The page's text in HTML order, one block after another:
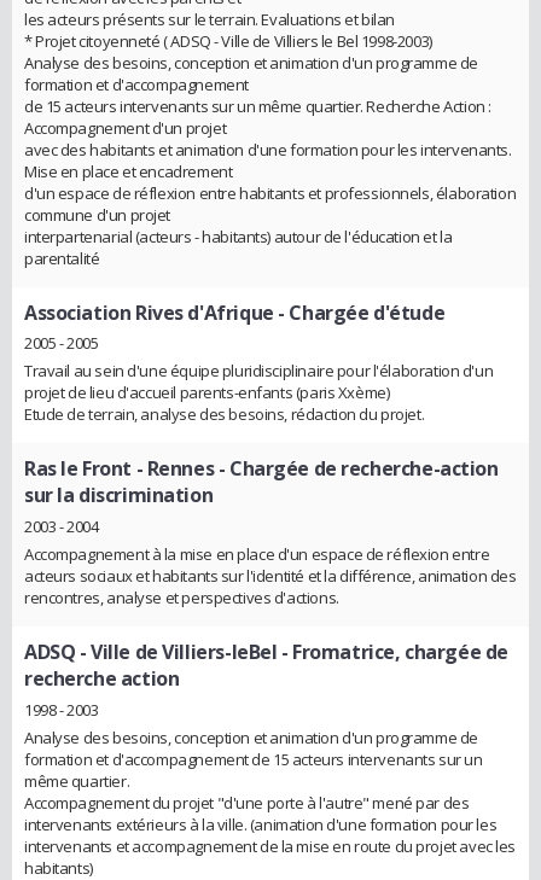
les acteurs présents sur le terrain. Evaluations et bilan
* Projet citoyenneté ( ADSQ - Ville de Villiers le Bel 1998-2003)
Analyse des besoins, conception et animation d'un programme de
formation et d'accompagnement
de 15 acteurs intervenants sur un même quartier. Recherche Action :
Accompagnement d'un projet
avec des habitants et animation d'une formation pour les intervenants.
Mise en place et encadrement
d'un espace de réflexion entre habitants et professionnels, élaboration
commune d'un projet
interpartenarial (acteurs - habitants) autour de l'éducation et la
parentalité
Association Rives d'Afrique - Chargée d'étude
2005 - 2005
Travail au sein d'une équipe pluridisciplinaire pour l'élaboration d'un
projet de lieu d'accueil parents-enfants (paris Xxème)
Etude de terrain, analyse des besoins, rédaction du projet.
Ras le Front - Rennes- Chargée de recherche-action
sur la discrimination
2003 - 2004
Accompagnement à la mise en place d'un espace de réflexion entre
acteurs sociaux et habitants sur l'identité et la différence, animation des
rencontres, analyse et perspectives d'actions.
ADSQ - Ville de Villiers-leBel - Fromatrice, chargée de
recherche action
1998 - 2003
Analyse des besoins, conception et animation d'un programme de
formation et d'accompagnement de 15 acteurs intervenants sur un
même quartier.
Accompagnement du projet "d'une porte à l'autre" mené par des
intervenants extérieurs à la ville. (animation d'une formation pour les
intervenants et accompagnement de la mise en route du projet avec les
habitants)